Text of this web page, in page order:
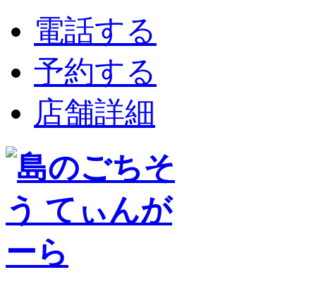
電話する
予約する
店舗詳細